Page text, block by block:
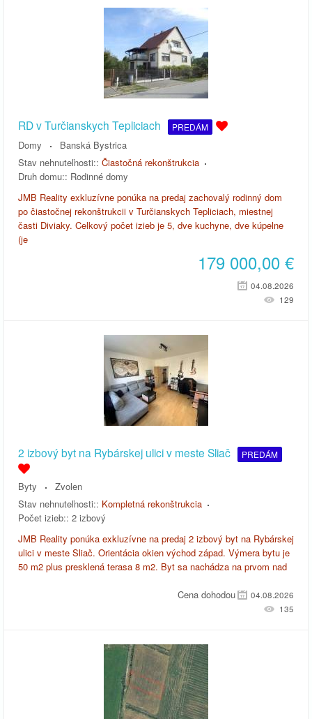
RD v Turčianskych Tepliciach PREDÁM
Domy
Banská Bystrica
Stav nehnuteľnosti:: Čiastočná rekonštrukcia
Druh domu:: Rodinné domy
JMB Reality exkluzívne ponúka na predaj zachovalý rodinný dom
po čiastočnej rekonštrukcii v Turčianskych Tepliciach, miestnej
časti Diviaky. Celkový počet izieb je 5, dve kuchyne, dve kúpelne
(je
179 000,00 €
04.08.2026
129
2 izbový byt na Rybárskej ulici v meste Sliač PREDÁM
Byty
Zvolen
Stav nehnuteľnosti:: Kompletná rekonštrukcia
Počet izieb:: 2 izbový
JMB Reality ponúka exkluzívne na predaj 2 izbový byt na Rybárskej
ulici v meste Sliač. Orientácia okien východ západ. Výmera bytu je
50 m2 plus presklená terasa 8 m2. Byt sa nachádza na prvom nad
Cena dohodou
04.08.2026
135